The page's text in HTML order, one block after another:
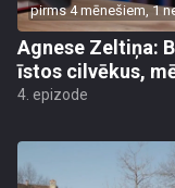
pirms 4 mēnešiem, 1
Agnese Zeltiņa:
īstos cilvēkus,
4. epizode